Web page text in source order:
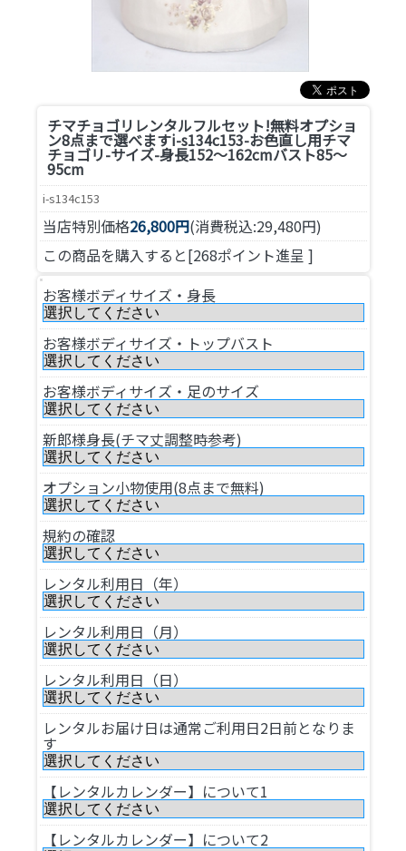
チマチョゴリレンタルフルセット!無料オプショ
ン8点まで選べますi-s134c153-お色直し用チマ
チョゴリ-サイズ-身長152～162cmバスト85～
95cm
i-s134c153
当店特別価格26,800円(消費税込:29,480円)
この商品を購入すると[268ポイント進呈 ]
お客様ボディサイズ・身長
お客様ボディサイズ・トップバスト
お客様ボディサイズ・足のサイズ
新郎様身長(チマ丈調整時参考)
オプション小物使用(8点まで無料)
規約の確認
レンタル利用日（年）
レンタル利用日（月）
レンタル利用日（日）
レンタルお届け日は通常ご利用日2日前となりま
す
【レンタルカレンダー】について1
【レンタルカレンダー】について2